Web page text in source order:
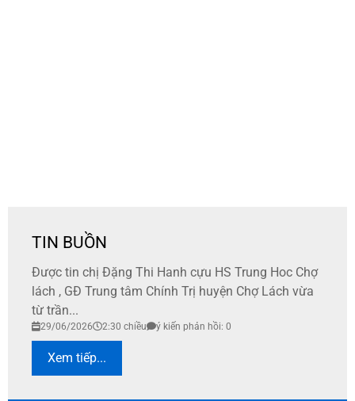
TIN BUỒN
Được tin chị Đặng Thi Hanh cựu HS Trung Hoc Chợ
lách , GĐ Trung tâm Chính Trị huyện Chợ Lách vừa
từ trần...
29/06/2026 2:30 chiều ý kiến phản hồi: 0
Xem tiếp...